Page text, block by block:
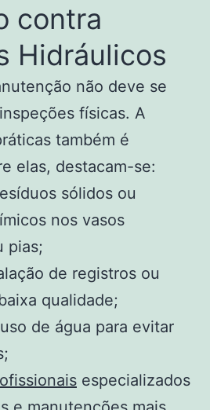
contra
Hidráulicos
não deve se
físicas. A
também é
elas, destacam-se:
sólidos ou
nos vasos
pias;
de registros ou
qualidade;
de água para evitar
especializados